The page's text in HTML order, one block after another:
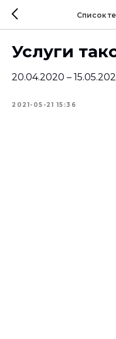
Список
Услуги
20.04.2020 –
2021-05-21 15:36